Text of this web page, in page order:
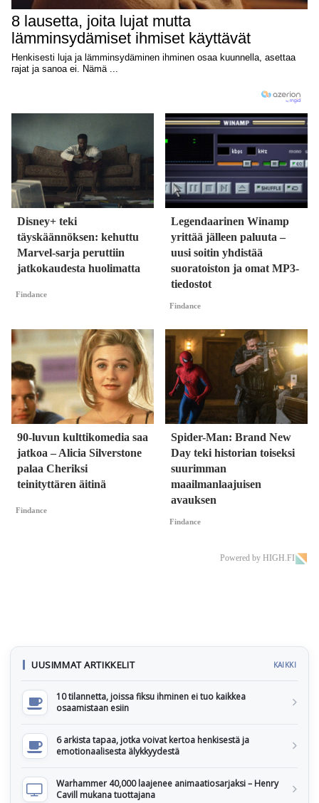
Disney+ teki
täyskäännöksen: kehuttu
Marvel-sarja peruttiin
jatkokaudesta huolimatta
Findance
Legendaarinen Winamp
yrittää jälleen paluuta –
uusi soitin yhdistää
suoratoiston ja omat MP3-
tiedostot
Findance
90-luvun kulttikomedia saa
jatkoa – Alicia Silverstone
palaa Cheriksi
teinityttären äitinä
Findance
Spider-Man: Brand New
Day teki historian toiseksi
suurimman
maailmanlaajuisen
avauksen
Findance
Powered by HIGH.FI
UUSIMMAT ARTIKKELIT KAIKKI
10 tilannetta, joissa fiksu ihminen ei tuo kaikkea
osaamistaan esiin
6 arkista tapaa, jotka voivat kertoa henkisestä ja
emotionaalisesta älykkyydestä
Warhammer 40,000 laajenee animaatiosarjaksi – Henry
Cavill mukana tuottajana